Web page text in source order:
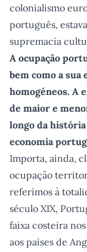
colonialismo
português,
supremacia
A ocupação
bem como a sua
homogéneos. A
de maior e
longo da
economia
Importa, ainda,
ocupação
referimos à
século XIX,
faixa costeira
aos países de